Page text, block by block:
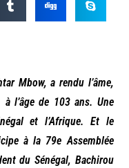
Mbow, a rendu l’âme,
l’âge de 103 ans. Une
et l’Afrique. Et le
à la 79e Assemblée
du Sénégal, Bachirou